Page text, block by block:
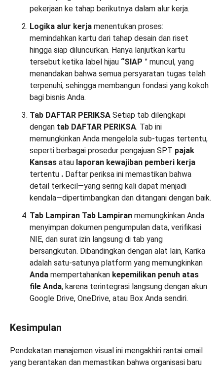
pekerjaan ke tahap berikutnya dalam alur kerja.
Logika alur kerja menentukan proses:
memindahkan kartu dari tahap desain dan riset
hingga siap diluncurkan. Hanya lanjutkan kartu
tersebut ketika label hijau “SIAP ” muncul, yang
menandakan bahwa semua persyaratan tugas telah
terpenuhi, sehingga membangun fondasi yang kokoh
bagi bisnis Anda.
Tab DAFTAR PERIKSA Setiap tab dilengkapi
dengan tab DAFTAR PERIKSA. Tab ini
memungkinkan Anda mengelola sub-tugas tertentu,
seperti berbagai prosedur pengajuan SPT pajak
Kansas atau laporan kewajiban pemberi kerja
tertentu . Daftar periksa ini memastikan bahwa
detail terkecil—yang sering kali dapat menjadi
kendala—dipertimbangkan dan ditangani dengan baik.
Tab Lampiran Tab Lampiran memungkinkan Anda
menyimpan dokumen pengumpulan data, verifikasi
NIE, dan surat izin langsung di tab yang
bersangkutan. Dibandingkan dengan alat lain, Karika
adalah satu-satunya platform yang memungkinkan
Anda mempertahankan kepemilikan penuh atas
file Anda, karena terintegrasi langsung dengan akun
Google Drive, OneDrive, atau Box Anda sendiri.
Kesimpulan
Pendekatan manajemen visual ini mengakhiri rantai email
yang berantakan dan memastikan bahwa organisasi baru